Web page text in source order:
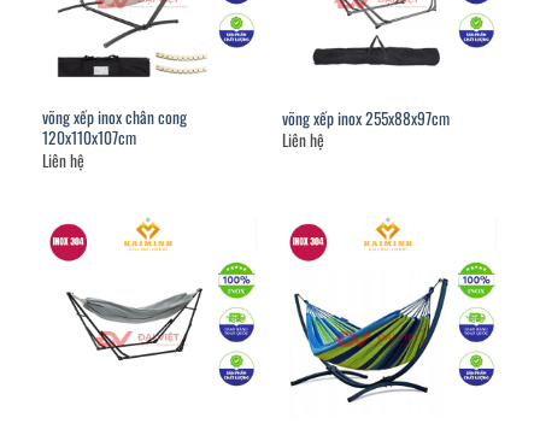
võng xếp inox chân cong
120x110x107cm
Liên hệ
võng xếp inox 255x88x97cm
Liên hệ